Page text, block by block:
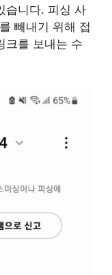
습니다. 피싱 사
빼내기 위해 접
크를 보내는 수